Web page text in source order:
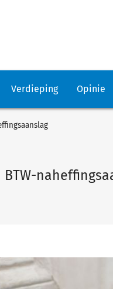
Verdieping Opinie